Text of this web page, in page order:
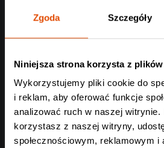
Zgoda Szczegóły
Niniejsza strona korzysta z
Wykorzystujemy pliki cookie do
i reklam, aby oferować funkcje
analizować ruch w naszej
korzystasz z naszej witryny,
społecznościowym, reklamowym i